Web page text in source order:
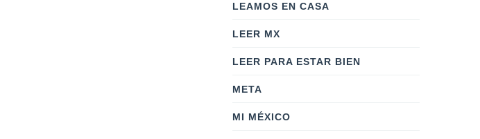
LEAMOS EN CASA
LEER MX
LEER PARA ESTAR BIEN
META
MI MÉXICO